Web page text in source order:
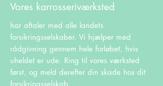
Vores karrosseriværksted
har aftaler med alle landets
forsikringsselskaber. Vi hjælper med
rådgivning gennem hele forløbet, hvis
uheldet er ude. Ring til vores værksted
først, og meld derefter din skade hos dit
forsikringsselskab.